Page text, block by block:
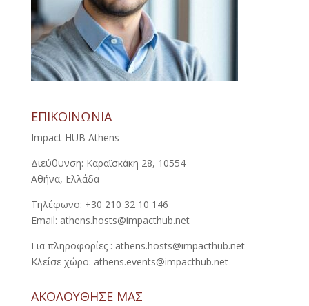
ΕΠΙΚΟΙΝΩΝΙΑ
Impact HUB Athens
Διεύθυνση: Καραϊσκάκη 28, 10554
Αθήνα, Ελλάδα
Τηλέφωνο: +30 210 32 10 146
Email: athens.hosts@impacthub.net
Για πληροφορίες : athens.hosts@impacthub.net
Κλείσε χώρο: athens.events@impacthub.net
ΑΚΟΛΟΥΘΗΣΕ ΜΑΣ